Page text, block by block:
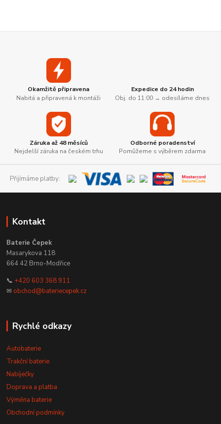
Okamžitě připravena
Nabitá a připravená k montáži
Expedice do 24 hodin
Obj. do 11:00 → odesíláme dnes
Záruka až 48 měsíců
Nejdelší záruka na českém trhu
Odborné poradenství
Pomůžeme s výběrem zdarma
Přijímáme platby:
Kontakt
Baterie Čepek
Masarykova 118
664 42 Brno-Modřice
📞 +420 603 368 911
✉ obchod@bateriecepek.cz
Rychlé odkazy
Autobaterie
Trakční baterie
Nabíječky
Doprava a platba
Výměna baterie
Obchodní podmínky